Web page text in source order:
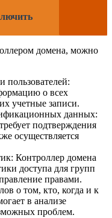
домена, можно
пользователей:
о всех
учетные записи.
данных:
подтверждения
осуществляется
Контроллер домена
доступа для групп
правами.
о том, кто, когда и к
в анализе
проблем.